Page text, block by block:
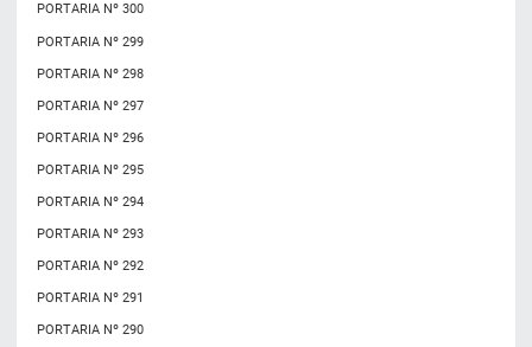
PORTARIA Nº 300
PORTARIA Nº 299
PORTARIA Nº 298
PORTARIA Nº 297
PORTARIA Nº 296
PORTARIA Nº 295
PORTARIA Nº 294
PORTARIA Nº 293
PORTARIA Nº 292
PORTARIA Nº 291
PORTARIA Nº 290